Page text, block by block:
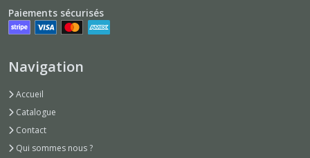
Paiements sécurisés
Navigation
Accueil
Catalogue
Contact
Qui sommes nous ?